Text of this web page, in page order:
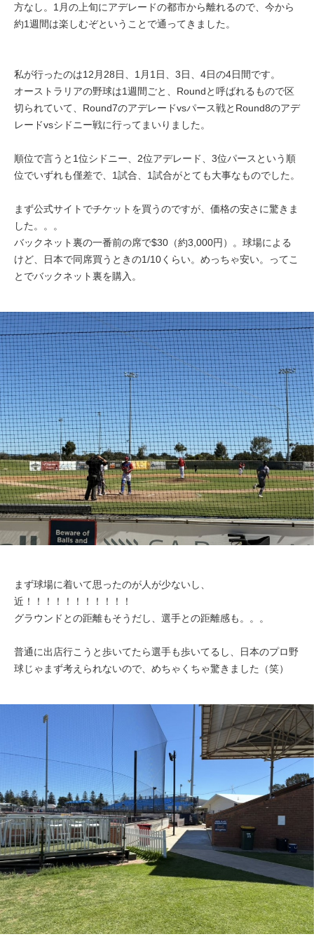
方なし。1月の上旬にアデレードの都市から離れるので、今から
約1週間は楽しむぞということで通ってきました。
私が行ったのは12月28日、1月1日、3日、4日の4日間です。
オーストラリアの野球は1週間ごと、Roundと呼ばれるもので区
切られていて、Round7のアデレードvsパース戦とRound8のアデ
レードvsシドニー戦に行ってまいりました。
順位で言うと1位シドニー、2位アデレード、3位パースという順
位でいずれも僅差で、1試合、1試合がとても大事なものでした。
まず公式サイトでチケットを買うのですが、価格の安さに驚きま
した。。。
バックネット裏の一番前の席で$30（約3,000円）。球場による
けど、日本で同席買うときの1/10くらい。めっちゃ安い。ってこ
とでバックネット裏を購入。
まず球場に着いて思ったのが人が少ないし、
近！！！！！！！！！！！
グラウンドとの距離もそうだし、選手との距離感も。。。
普通に出店行こうと歩いてたら選手も歩いてるし、日本のプロ野
球じゃまず考えられないので、めちゃくちゃ驚きました（笑）